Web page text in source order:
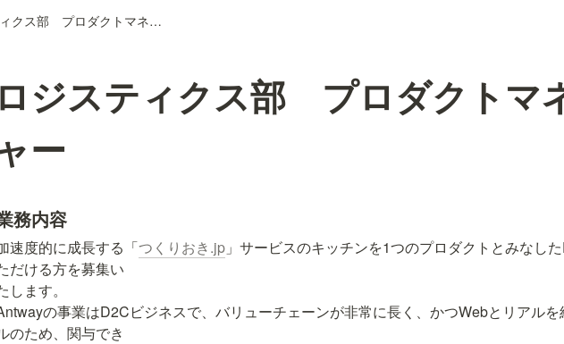
ロジスティクス部 プロダクトマネージャー
ロジスティクス部 プロダクトマ
ー
務内容
速度的に成長する「つくりおき.jp 」サービスのキッチンを1つのプロダクトとみなし
だける方を募集い
します。
の事業はD2Cビジネスで、バリューチェーンが非常に長く、かつWebとリアル
のため、関与でき